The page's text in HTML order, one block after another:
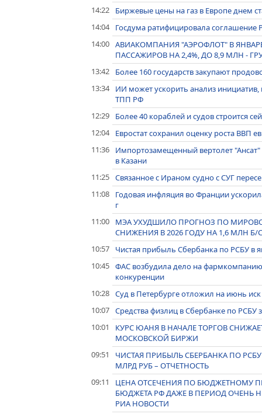
14:22
Биржевые цены на газ в Европе днем
14:04
Госдума ратифицировала соглашение
14:00 АВИАКОМПАНИЯ "АЭРОФЛОТ" В
ПАССАЖИРОВ НА 2,4%, ДО 8,9 МЛН -
13:42
Более 160 государств закупают
13:34
ИИ может ускорить анализ
ТПП РФ
12:29
Более 40 кораблей и судов строится
12:04
Евростат сохранил оценку роста ВВП
11:36
Импортозамещенный вертолет
в Казани
11:25 Связанное с Ираном судно с СУГ
11:08
Годовая инфляция во Франции
г
11:00
МЭА УХУДШИЛО ПРОГНОЗ ПО
СНИЖЕНИЯ В 2026 ГОДУ НА 1,6 МЛН
10:57
Чистая прибыль Сбербанка по РСБУ в
10:45 ФАС возбудила дело на
конкуренции
10:28 Суд в Петербурге отложил на июнь
10:07 Средства физлиц в Сбербанке по РСБУ
10:01
КУРС ЮАНЯ В НАЧАЛЕ ТОРГОВ
МОСКОВСКОЙ БИРЖИ
09:51
ЧИСТАЯ ПРИБЫЛЬ СБЕРБАНКА ПО РСБУ
МЛРД РУБ – ОТЧЕТНОСТЬ
09:11
ЦЕНА ОТСЕЧЕНИЯ ПО БЮДЖЕТНОМУ
БЮДЖЕТА РФ ДАЖЕ В ПЕРИОД ОЧЕНЬ
РИА НОВОСТИ